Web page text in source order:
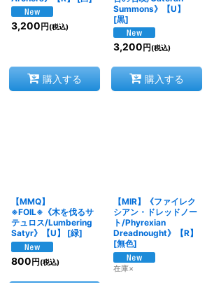
3,200 円 (税込)
購入する
Summons》【U】
[黒]
3,200 円 (税込)
購入する
【MMQ】
※FOIL※《木を伐るサ
テュロス/Lumbering
Satyr》【U】
[緑]
800円(税込)
【MIR】《ファイレク
シアン・ドレッドノー
ト/Phyrexian
Dreadnought》【R】
[無色]
在庫×